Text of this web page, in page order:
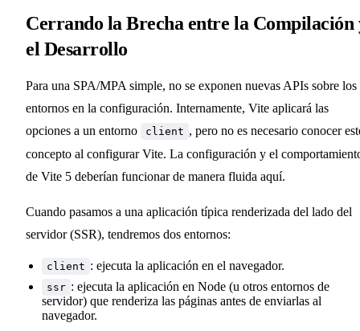
Cerrando la Brecha entre la Compilación
el Desarrollo
Para una SPA/MPA simple, no se exponen nuevas APIs sobre los
entornos en la configuración. Internamente, Vite aplicará las
opciones a un entorno
client , pero no es necesario conocer
concepto al configurar Vite. La configuración y el
de Vite 5 deberían funcionar de manera fluida aquí.
Cuando pasamos a una aplicación típica renderizada del lado del
servidor (SSR), tendremos dos entornos:
client : ejecuta la aplicación en el navegador.
ssr : ejecuta la aplicación en Node (u otros entornos de
servidor) que renderiza las páginas antes de enviarlas al
navegador.